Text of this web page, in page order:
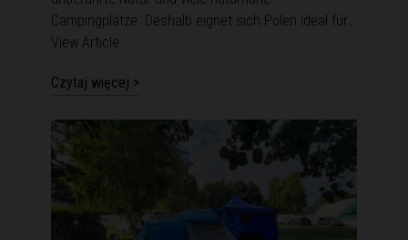
Campingplätze. Deshalb eignet sich Polen ideal für…
View Article
Czytaj więcej >